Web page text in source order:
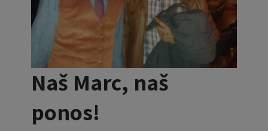
Naš Marc, naš
ponos!